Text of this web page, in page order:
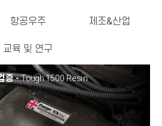
항공우주 제조&산업
교육 및 연구
증 -Tough 1500 Resin